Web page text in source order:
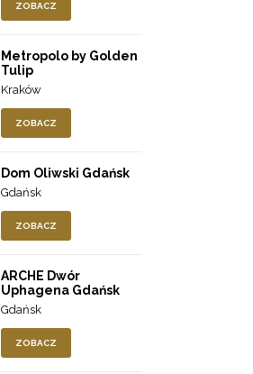
ZOBACZ
Metropolo by Golden
Tulip
Kraków
ZOBACZ
Dom Oliwski Gdańsk
Gdańsk
ZOBACZ
ARCHE Dwór
Uphagena Gdańsk
Gdańsk
ZOBACZ